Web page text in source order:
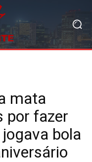
mata
por fazer
bola